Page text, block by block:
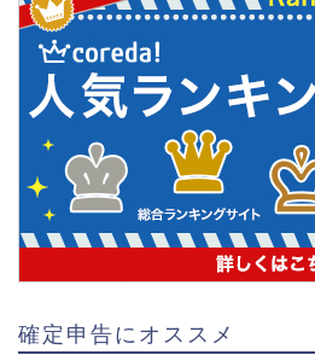
確定申告にオススメ